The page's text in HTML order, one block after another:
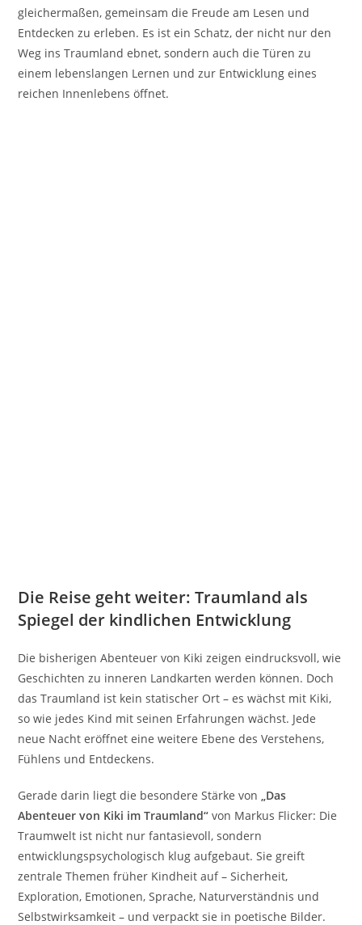
gleichermaßen, gemeinsam die Freude am Lesen und
Entdecken zu erleben. Es ist ein Schatz, der nicht nur den
Weg ins Traumland ebnet, sondern auch die Türen zu
einem lebenslangen Lernen und zur Entwicklung eines
reichen Innenlebens öffnet.
Die Reise geht weiter: Traumland als
Spiegel der kindlichen Entwicklung
Die bisherigen Abenteuer von Kiki zeigen eindrucksvoll, wie
Geschichten zu inneren Landkarten werden können. Doch
das Traumland ist kein statischer Ort – es wächst mit Kiki,
so wie jedes Kind mit seinen Erfahrungen wächst. Jede
neue Nacht eröffnet eine weitere Ebene des Verstehens,
Fühlens und Entdeckens.
Gerade darin liegt die besondere Stärke von„Das
Abenteuer von Kiki im Traumland“ von Markus Flicker: Die
Traumwelt ist nicht nur fantasievoll, sondern
entwicklungspsychologisch klug aufgebaut. Sie greift
zentrale Themen früher Kindheit auf – Sicherheit,
Exploration, Emotionen, Sprache, Naturverständnis und
Selbstwirksamkeit – und verpackt sie in poetische Bilder.